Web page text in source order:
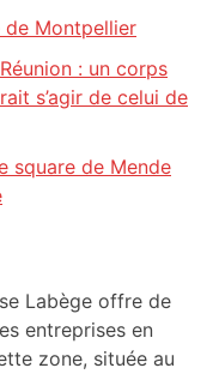
Montpellier
: un corps
s’agir de celui de
square de Mende
Labège offre de
entreprises en
zone, située au